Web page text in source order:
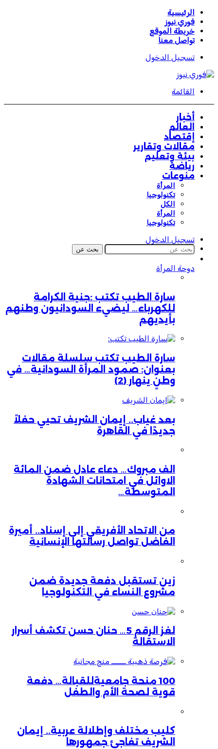
الرئيسية
فوري نيوز
خريطة الموقع
تواصل معنا
تسجيل الدخول
القائمة
أخبار
العالم
إقتصاد
مقالات وتقارير
بيئة وتعليم
رياضة
منوعات
المرأة
تكنولوجيا
الكل
المرأة
تكنولوجيا
تسجيل الدخول
بحث عن
دوحة المرأة
سارة الطيب تكتب :جنية الكرامة
للكهرباء… ليضيء السودانيون وطنهم
بأيديهم
سارة الطيب تكتب سلسلة مقالات
بعنوان: صمود المرأة السودانية… في
وطنٍ ينهار (2)
بعد غياب.. إيمان الشريف تحيي حفلاً
جديدًا في القاهرة
الف مبروك… دعاء عادل ضمن المائة
الاوائل في امتحانات الشهادة
المتوسطة…
من الاتحاد الأفريقي إلى إسناد.. أميرة
الفاضل تواصل رسالتها الإنسانية
زين تستقبل دفعة جديدة ضمن
مشروع النساء في التكنولوجيا
لغز الرقم 5… حنان حسن تكشف أسرار
الاستقالة
100 منحة جامعيةللقبالة… دفعة
قوية لصحة الأم والطفل
كليب مختلف وإطلالة عربية.. إيمان
الشريف تفاجئ جمهورها